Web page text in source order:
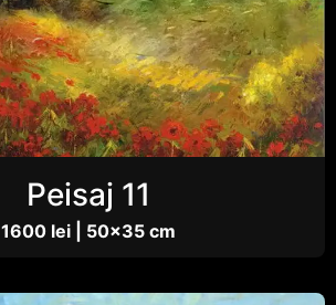
Peisaj 11
1600 lei | 50×35 cm